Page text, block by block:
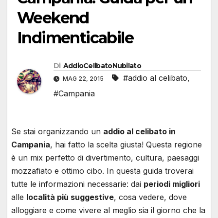
Weekend
Indimenticabile
Di AddioCelibatoNubilato
MAG 22, 2015 #addio al celibato,
#Campania
Se stai organizzando un addio al celibato in
Campania, hai fatto la scelta giusta! Questa regione
è un mix perfetto di divertimento, cultura, paesaggi
mozzafiato e ottimo cibo. In questa guida troverai
tutte le informazioni necessarie: dai periodi migliori
alle località più suggestive, cosa vedere, dove
alloggiare e come vivere al meglio sia il giorno che la